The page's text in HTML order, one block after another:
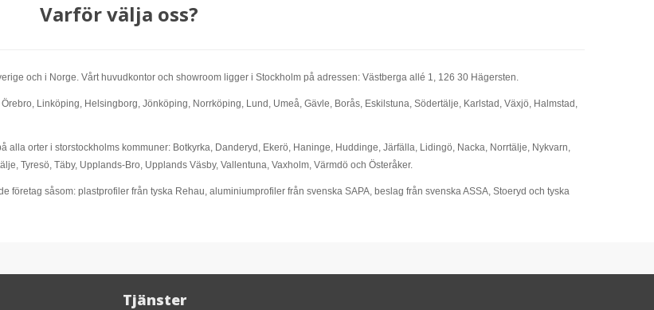
Varför välja oss?
och i Norge. Vårt huvudkontor och showroom ligger i Stockholm på adressen: Västberga allé 1, 126 30 Hägersten.
Linköping, Helsingborg, Jönköping, Norrköping, Lund, Umeå, Gävle, Borås, Eskilstuna, Södertälje, Karlstad, Växjö, Halmstad,
alla orter i storstockholms kommuner: Botkyrka, Danderyd, Ekerö, Haninge, Huddinge, Järfälla, Lidingö, Nacka, Norrtälje, Nykvarn,
Tyresö, Täby, Upplands-Bro, Upplands Väsby, Vallentuna, Vaxholm, Värmdö och Österåker.
såsom: plastprofiler från tyska Rehau, aluminiumprofiler från svenska SAPA, beslag från svenska ASSA, Stoeryd och tyska
Tjänster